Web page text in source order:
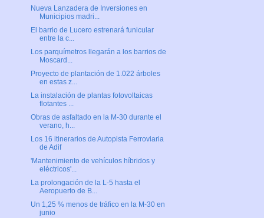
Nueva Lanzadera de Inversiones en
Municipios madri...
El barrio de Lucero estrenará funicular
entre la c...
Los parquímetros llegarán a los barrios de
Moscard...
Proyecto de plantación de 1.022 árboles
en estas z...
La instalación de plantas fotovoltaicas
flotantes ...
Obras de asfaltado en la M-30 durante el
verano, h...
Los 16 itinerarios de Autopista Ferroviaria
de Adif
'Mantenimiento de vehículos híbridos y
eléctricos'...
La prolongación de la L-5 hasta el
Aeropuerto de B...
Un 1,25 % menos de tráfico en la M-30 en
junio